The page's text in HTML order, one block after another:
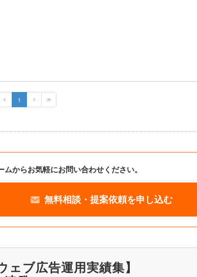
1
からお気軽にお問い合わせください。
無料相談・提案依頼を申し込む
ェブ広告運用実績集】